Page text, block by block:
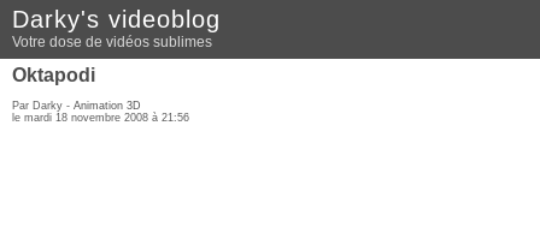
Darky's videoblog
Votre dose de vidéos sublimes
Oktapodi
Par Darky - Animation 3D
le mardi 18 novembre 2008 à 21:56